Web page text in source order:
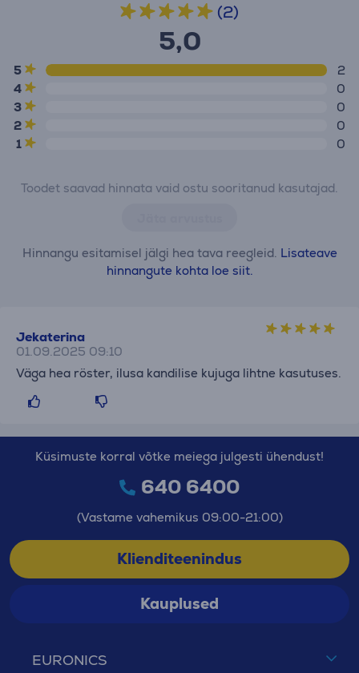
(2)
5,0
5
2
4
0
3
0
2
0
1
0
Toodet saavad hinnata vaid ostu sooritanud kasutajad.
Hinnangu esitamisel jälgi hea tava reegleid. Lisateave
hinnangute kohta loe siit.
Jekaterina
01.09.2025 09:10
Väga hea röster, ilusa kandilise kujuga lihtne kasutuses.
EURONICS
Küsimuste korral võtke meiega julgesti ühendust!
640 6400
(Vastame vahemikus 09:00-21:00)
Klienditeenindus
Kauplused